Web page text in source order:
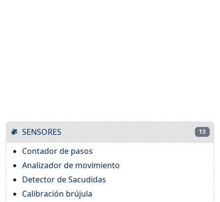
SENSORES 13
Contador de pasos
Analizador de movimiento
Detector de Sacudidas
Calibración brújula